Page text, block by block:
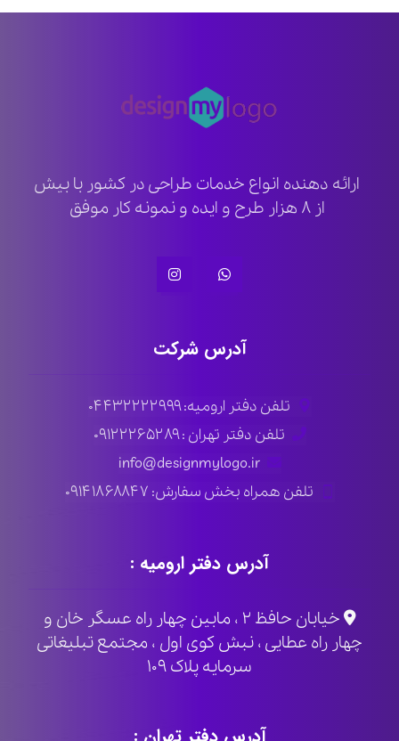
ارائه دهنده انواع خدمات طراحی در کشور با بیش
از ۸ هزار طرح و ایده و نمونه کار موفق
آدرس شرکت
تلفن دفتر ارومیه: ۰۴۴۳۲۲۲۲۹۹۹
تلفن دفتر تهران : ۰۹۱۲۲۲۶۵۲۸۹
info@designmylogo.ir
تلفن همراه بخش سفارش: ۰۹۱۴۱۸۶۸۸۴۷
آدرس دفتر ارومیه :
خیابان حافظ ۲ ، مابین چهار راه عسگر خان و
چهار راه عطایی ، نبش کوی اول ، مجتمع تبلیغاتی
سرمایه پلاک ۱۰۹